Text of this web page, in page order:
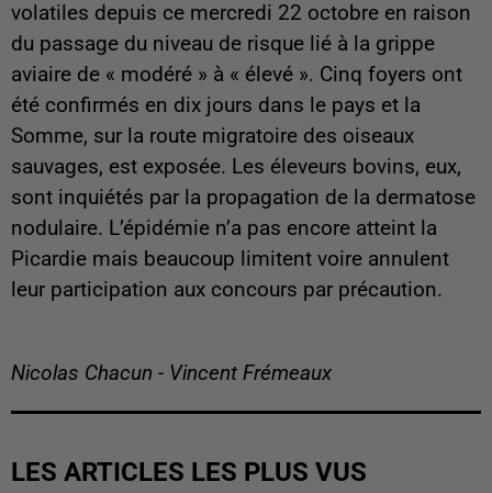
volatiles depuis ce mercredi 22 octobre en raison
du passage du niveau de risque lié à la grippe
aviaire de « modéré » à « élevé ». Cinq foyers ont
été confirmés en dix jours dans le pays et la
Somme, sur la route migratoire des oiseaux
sauvages, est exposée. Les éleveurs bovins, eux,
sont inquiétés par la propagation de la dermatose
nodulaire. L’épidémie n’a pas encore atteint la
Picardie mais beaucoup limitent voire annulent
leur participation aux concours par précaution.
Nicolas Chacun - Vincent Frémeaux
LES ARTICLES LES PLUS VUS